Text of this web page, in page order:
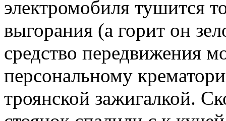
электромобиля тушится
выгорания (а горит он
средство передвижения
персональному
троянской зажигалкой.